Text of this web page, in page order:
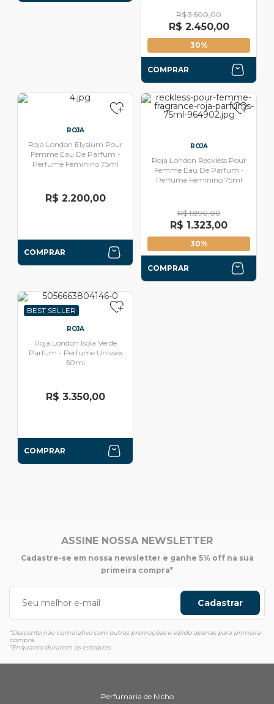
R$ 3.500,00
R$ 2.450,00
30%
COMPRAR
ROJA
Roja London Elysium Pour
Femme Eau De Parfum -
Perfume Feminino 75ml
R$ 2.200,00
COMPRAR
ROJA
Roja London Reckless Pour
Femme Eau De Parfum -
Perfume Feminino 75ml
R$ 1.890,00
R$ 1.323,00
30%
COMPRAR
BEST SELLER
ROJA
Roja London Isola Verde
Parfum - Perfume Unissex
50ml
R$ 3.350,00
COMPRAR
ASSINE NOSSA NEWSLETTER
Cadastre-se em nossa newsletter e ganhe 5% off na sua
primeira compra*
Cadastrar
*Desconto não cumulativo com outras promoções e válido apenas para primeira
compra.
*Enquanto durarem os estoques
Perfumaria de Nicho